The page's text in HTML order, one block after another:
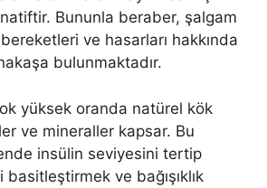
Bununla beraber, şalgam
ve hasarları hakkında
bulunmaktadır.
yüksek oranda natürel kök
ve mineraller kapsar. Bu
insülin seviyesini tertip
ve bağışıklık